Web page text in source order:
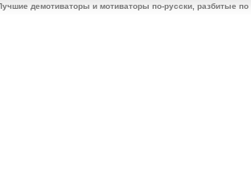
демотиваторы и мотиваторы по-русски, разбитые